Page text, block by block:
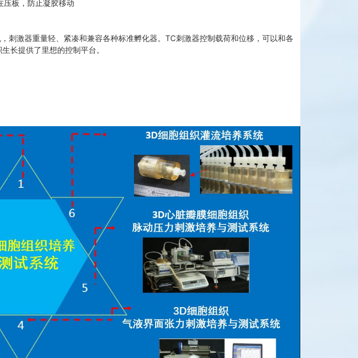
板，防止凝胶移动
激器重量轻、紧凑和兼容各种标准孵化器。TC刺激器控制载荷和位移，可以和各
长提供了里想的控制平台。